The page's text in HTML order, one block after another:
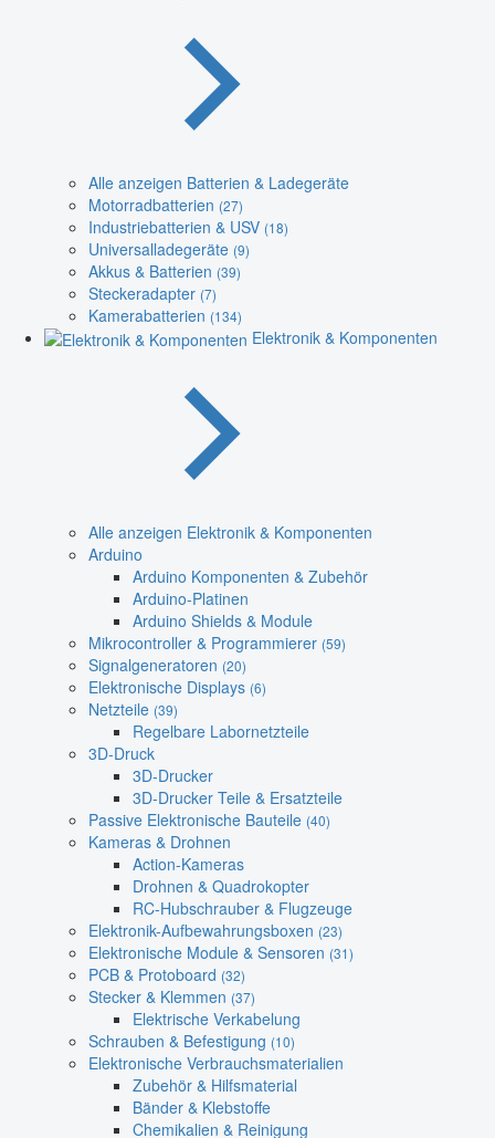
Alle anzeigen Batterien & Ladegeräte
Motorradbatterien (27)
Industriebatterien & USV (18)
Universalladegeräte (9)
Akkus & Batterien (39)
Steckeradapter (7)
Kamerabatterien (134)
Elektronik & Komponenten
Alle anzeigen Elektronik & Komponenten
Arduino
Arduino Komponenten & Zubehör
Arduino-Platinen
Arduino Shields & Module
Mikrocontroller & Programmierer (59)
Signalgeneratoren (20)
Elektronische Displays (6)
Netzteile (39)
Regelbare Labornetzteile
3D-Druck
3D-Drucker
3D-Drucker Teile & Ersatzteile
Passive Elektronische Bauteile (40)
Kameras & Drohnen
Action-Kameras
Drohnen & Quadrokopter
RC-Hubschrauber & Flugzeuge
Elektronik-Aufbewahrungsboxen (23)
Elektronische Module & Sensoren (31)
PCB & Protoboard (32)
Stecker & Klemmen (37)
Elektrische Verkabelung
Schrauben & Befestigung (10)
Elektronische Verbrauchsmaterialien
Zubehör & Hilfsmaterial
Bänder & Klebstoffe
Chemikalien & Reinigung